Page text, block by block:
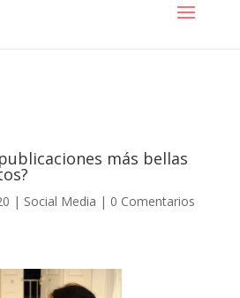
más bellas
| Social Media | 0 Comentarios